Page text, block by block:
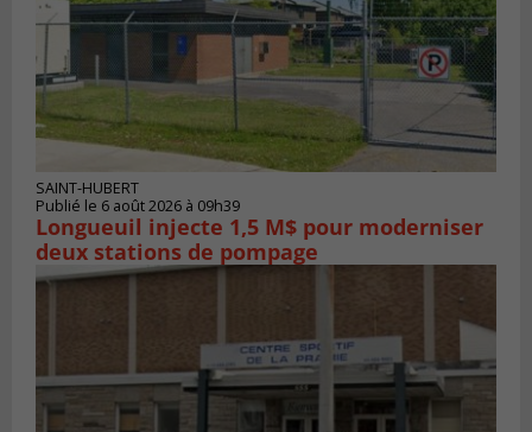
SAINT-HUBERT
Publié le 6 août 2026 à 09h39
Longueuil injecte 1,5 M$ pour moderniser
deux stations de pompage